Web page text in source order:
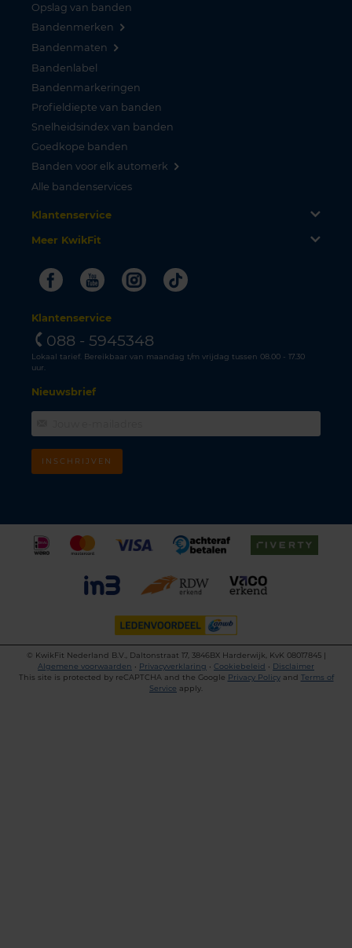
Opslag van banden
Bandenmerken
Bandenmaten
Bandenlabel
Bandenmarkeringen
Profieldiepte van banden
Snelheidsindex van banden
Goedkope banden
Banden voor elk automerk
Alle bandenservices
Klantenservice
Meer KwikFit
FacebookYoutubeInstagram
Tiktok
Klantenservice
088 - 5945348
Lokaal tarief. Bereikbaar van maandag t/m vrijdag tussen 08.00 - 17.30
uur.
Nieuwsbrief
INSCHRIJVEN
©
KwikFit Nederland B.V., Daltonstraat 17, 3846BX Harderwijk, KvK 08017845 |
Algemene voorwaarden • Privacyverklaring • Cookiebeleid • Disclaimer
This site is protected by reCAPTCHA and the Google Privacy Policyand Terms of
Service apply.